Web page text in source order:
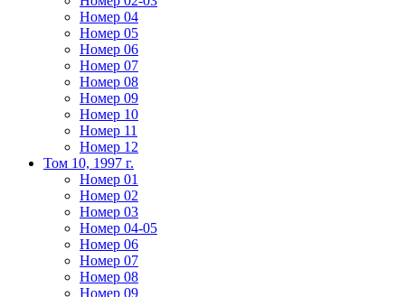
Номер 04
Номер 05
Номер 06
Номер 07
Номер 08
Номер 09
Номер 10
Номер 11
Номер 12
Том 10, 1997 г.
Номер 01
Номер 02
Номер 03
Номер 04-05
Номер 06
Номер 07
Номер 08
Номер 09